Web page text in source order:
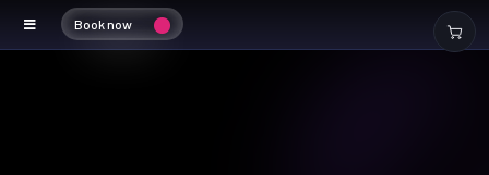
Book now